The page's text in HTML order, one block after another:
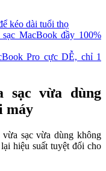
kéo dài tuổi thọ
MacBook đầy 100%
Pro cực DỄ, chỉ 1
sạc vừa dùng
máy
sạc vừa dùng không
hiệu suất tuyệt đối cho